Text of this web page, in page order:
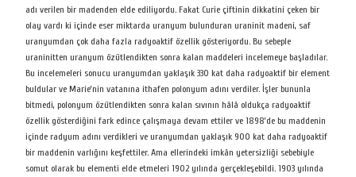
adı verilen bir madenden elde ediliyordu. Fakat Curie çiftinin dikkatini çeken bir
olay vardı ki içinde eser miktarda uranyum bulunduran uraninit madeni, saf
uranyumdan çok daha fazla radyoaktif özellik gösteriyordu. Bu sebeple
uraninitten uranyum özütlendikten sonra kalan maddeleri incelemeye başladılar.
Bu incelemeleri sonucu uranyumdan yaklaşık 330 kat daha radyoaktif bir element
buldular ve Marie’nin vatanına ithafen polonyum adını verdiler. İşler bununla
bitmedi, polonyum özütlendikten sonra kalan sıvının hâlâ oldukça radyoaktif
özellik gösterdiğini fark edince çalışmaya devam ettiler ve 1898’de bu maddenin
içinde radyum adını verdikleri ve uranyumdan yaklaşık 900 kat daha radyoaktif
bir maddenin varlığını keşfettiler. Ama ellerindeki imkân yetersizliği sebebiyle
somut olarak bu elementi elde etmeleri 1902 yılında gerçekleşebildi. 1903 yılında